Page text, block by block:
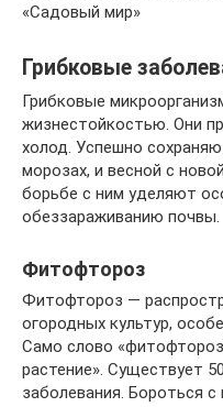
«Садовый мир»
Грибковые
Грибковые
жизнестойкостью. Они
холод. Успешно
морозах, и весной с
борьбе с ним уделяют
обеззараживанию почвы.
Фитофтороз
Фитофтороз —
огородных культур,
Само слово
растение». Существует
заболевания. Бороться